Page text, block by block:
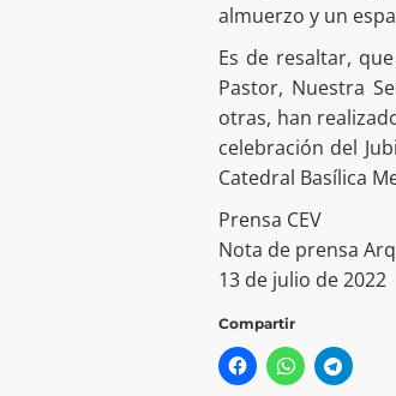
almuerzo y un
Es de resaltar,
Pastor, Nuestra
otras, han
celebración del
Catedral Basílica
Prensa CEV
Nota de prensa
13 de julio de 2022
Compartir